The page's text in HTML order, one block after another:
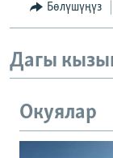
Бөлүшүңүз
Дагы
Окуялар